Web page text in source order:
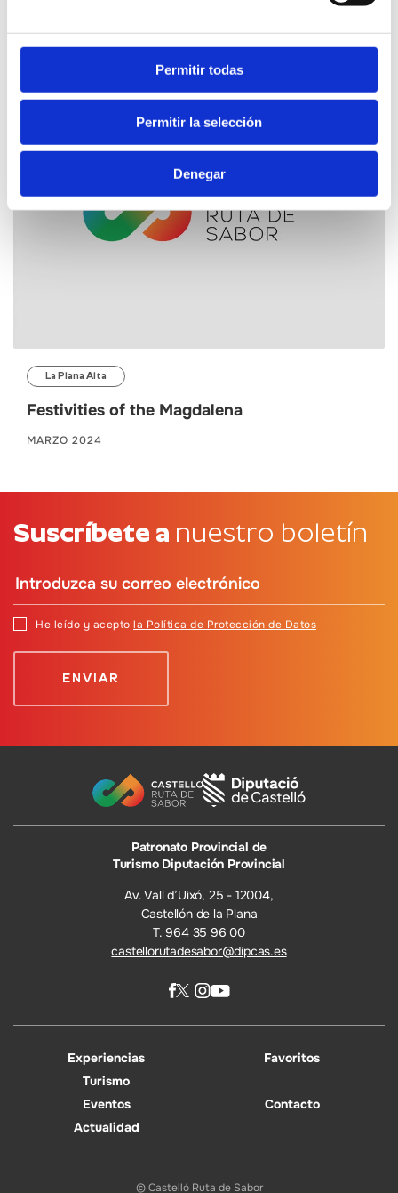
Permitir todas
Permitir la selección
Denegar
La Plana Alta
Festivities of the Magdalena
MARZO 2024
Suscríbete a nuestro boletín
He leído y acepto la Política de Protección de Datos
Patronato Provincial de
Turismo Diputación Provincial
Av. Vall d’Uixó, 25 - 12004,
Castellón de la Plana
T. 964 35 96 00
castellorutadesabor@dipcas.es
Experiencias
Turismo
Eventos
Actualidad
Favoritos
Contacto
© Castelló Ruta de Sabor